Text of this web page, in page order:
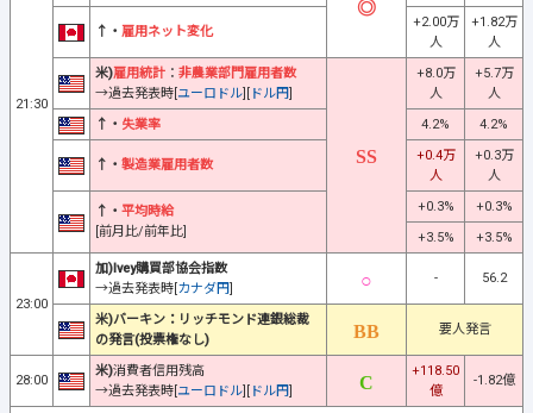
21:30
↑・ 雇用ネット変化
+2.00万
人
+1.82万
人
米)雇用統計 ： 非農業部門雇用者数
→過去発表時[ユーロドル][ ドル円]
+8.0万
人
+5.7万
人
↑・ 失業率 4.2% 4.2%
↑・ 製造業雇用者数
+0.4万
人
+0.3万
人
↑・ 平均時給
[前月比/前年比]
+0.3%
+0.3%
+3.5%
+3.5%
23:00
加)Ivey購買部協会指数
→過去発表時[カナダ円]
- 56.2
米)バーキン：リッチモンド連銀総裁
の発言(投票権なし)
要人発言
28:00
米)消費者信用残高
→過去発表時[ユーロドル][ ドル円]
+118.50
億
-1.82億